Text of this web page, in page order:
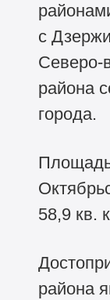
с
Северо-
района
города.
58,9 кв.
района